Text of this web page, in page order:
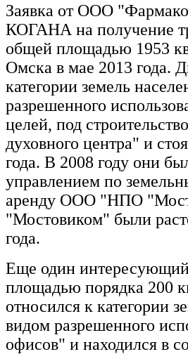
Заявка от ООО
КОГАНА на получение
общей площадью 1953
Омска в мае 2013 года.
категории земель
разрешенного
целей, под
духовного центра" и
года. В 2008 году они
управлением по
аренду ООО "НПО
"Мостовиком" были
года.
Еще один
площадью порядка 200
относился к категории
видом разрешенного
офисов" и находился в